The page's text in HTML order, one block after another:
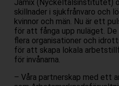
Jämix (Nyckeltalsinstitutet)
skillnader i sjukfrånvaro och
kvinnor och män. Nu är ett
för att fånga upp nuläget. De
flera organisationer och
för att skapa lokala
för invånarna.
– Våra partnerskap med ett